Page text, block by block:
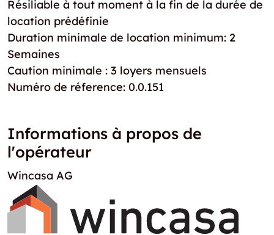
Résiliable à tout moment à la fin de la durée de
location prédéfinie
Duration minimale de location minimum: 2
Semaines
Caution minimale : 3 loyers mensuels
Numéro de réference: 0.0.151
Informations à propos de
l'opérateur
Wincasa AG